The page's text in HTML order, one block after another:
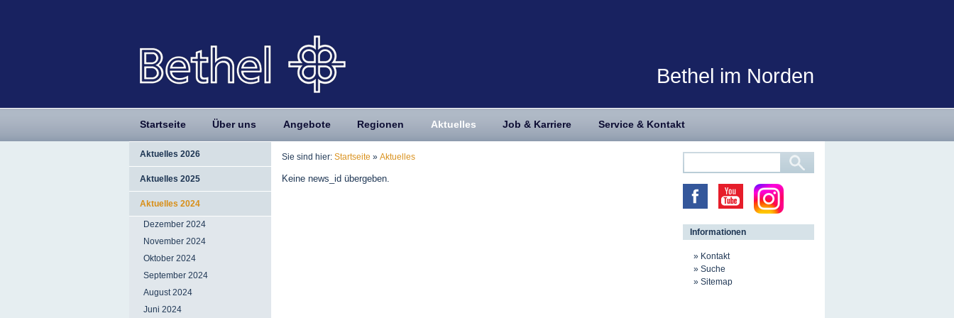
Bethel im Norden
Startseite Über uns Angebote Regionen Aktuelles Job & Karriere Service & Kontakt
Aktuelles 2026
Aktuelles 2025
Aktuelles 2024
Dezember 2024
November 2024
Oktober 2024
September 2024
August 2024
Juni 2024
Sie sind hier: Startseite » Aktuelles
Keine news_id übergeben.
Informationen
Kontakt
Suche
Sitemap